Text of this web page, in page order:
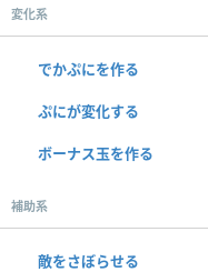
変化系
でかぷにを作る
ぷにが変化する
ボーナス玉を作る
補助系
敵をさぼらせる